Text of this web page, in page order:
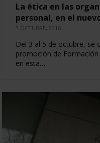
La ética en las
personal, en el
3 OCTUBRE, 2016
Del 3 al 5 de octubre, se
promoción de
en esta…